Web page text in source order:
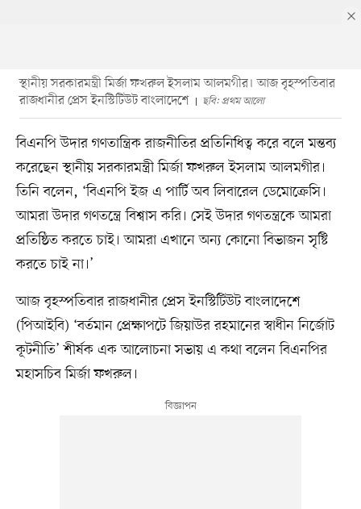
স্থানীয় সরকারমন্ত্রী মির্জা ফখরুল ইসলাম আলমগীর। আজ বৃহস্পতিবার
রাজধানীর প্রেস ইনস্টিটিউট বাংলাদেশে
ছবি: প্রথম আলো
বিএনপি উদার গণতান্ত্রিক রাজনীতির প্রতিনিধিত্ব করে বলে মন্তব্য
করেছেন স্থানীয় সরকারমন্ত্রী মির্জা ফখরুল ইসলাম আলমগীর।
তিনি বলেন, ‘বিএনপি ইজ এ পার্টি অব লিবারেল ডেমোক্রেসি।
আমরা উদার গণতন্ত্রে বিশ্বাস করি। সেই উদার গণতন্ত্রকে আমরা
প্রতিষ্ঠিত করতে চাই। আমরা এখানে অন্য কোনো বিভাজন সৃষ্টি
করতে চাই না।’
আজ বৃহস্পতিবার রাজধানীর প্রেস ইনস্টিটিউট বাংলাদেশে
(পিআইবি) ‘বর্তমান প্রেক্ষাপটে জিয়াউর রহমানের স্বাধীন নির্জোট
কূটনীতি’ শীর্ষক এক আলোচনা সভায় এ কথা বলেন বিএনপির
মহাসচিব মির্জা ফখরুল।